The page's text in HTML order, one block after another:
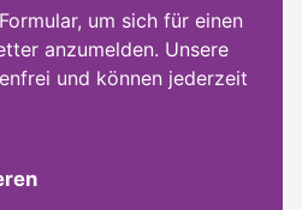
um sich für einen
anzumelden. Unsere
und können jederzeit